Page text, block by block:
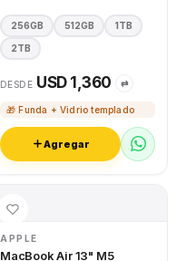
256GB 512GB 1TB
2TB
DESDE USD 1,360 ⇄
🎁 Funda + Vidrio templado
Agregar
APPLE
MacBook Air 13" M5